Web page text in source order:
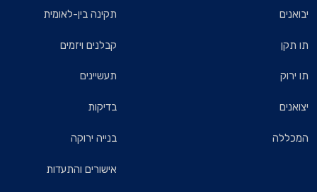
יבואנים
תו תקן
תו ירוק
יצואנים
המכללה
תקינה בין-לאומית
קבלנים ויזמים
תעשיינים
בדיקות
בנייה ירוקה
אישורים והתעדות